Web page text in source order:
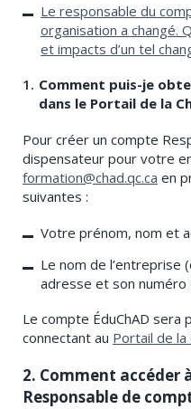
Le responsable du
organisation a changé.
et impacts d’un tel
Comment puis-je
dans le Portail de la
Pour créer un compte
dispensateur pour votre
formation@chad.qc.ca en
suivantes :
Votre prénom, nom et
Le nom de l’entreprise
adresse et son numéro
Le compte ÉduChAD sera
connectant au Portail de la
2. Comment accéder
Responsable de